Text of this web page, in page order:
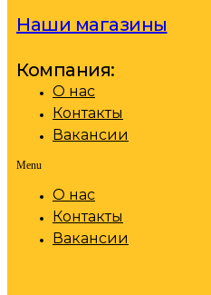
Наши магазины
Компания:
О нас
Контакты
Вакансии
Menu
О нас
Контакты
Вакансии